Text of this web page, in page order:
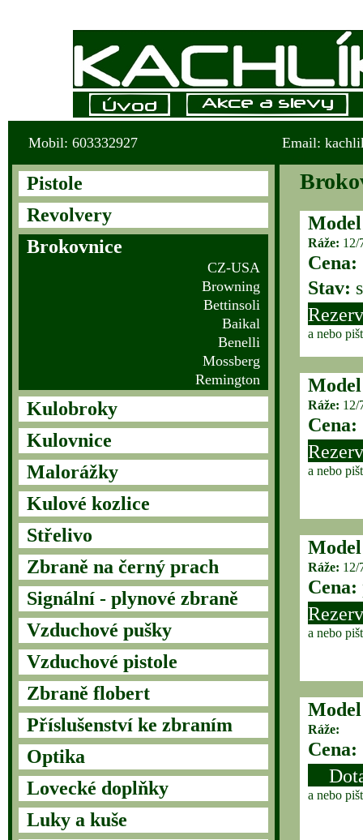
Pistole
Revolvery
Brokovnice
CZ-USA
Browning
Bettinsoli
Baikal
Benelli
Mossberg
Remington
Kulobroky
Kulovnice
Malorážky
Kulové kozlice
Střelivo
Zbraně na černý prach
Signální - plynové zbraně
Vzduchové pušky
Vzduchové pistole
Zbraně flobert
Příslušenství ke zbraním
Optika
Lovecké doplňky
Luky a kuše
Mobil: 603332927 Email:
Ráže: 12/
Cena:
Stav:
a nebo
Ráže: 12/
Cena:
a nebo
Ráže: 12/
Cena:
a nebo
Ráže:
Cena:
a nebo